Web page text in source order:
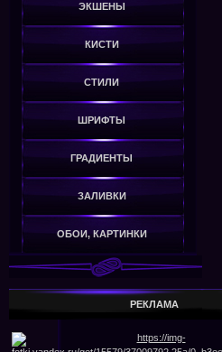
ЭКШЕНЫ
КИСТИ
СТИЛИ
ШРИФТЫ
ГРАДИЕНТЫ
ЗАЛИВКИ
ОБОИ, КАРТИНКИ
РЕКЛАМА